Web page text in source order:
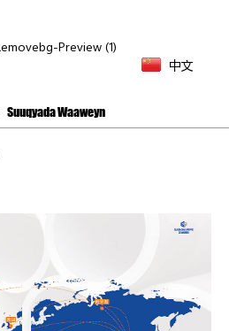
中文
Suuqyada Waaweyn